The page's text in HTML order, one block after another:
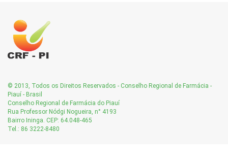
© 2013, Todos os Direitos Reservados - Conselho Regional de Farmácia -
Piauí - Brasil
Conselho Regional de Farmácia do Piauí
Rua Professor Nódgi Nogueira, n° 4193
Bairro Ininga. CEP: 64.048-465
Tel.: 86 3222-8480